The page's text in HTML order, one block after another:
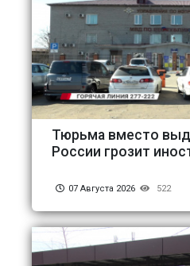
Тюрьма вместо
России грозит
07 Августа 2026 522